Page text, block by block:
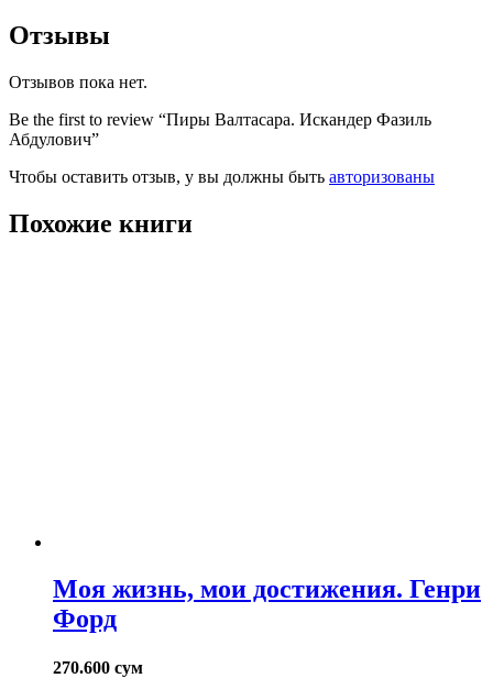
Отзывы
Отзывов пока нет.
Be the first to review “Пиры Валтасара. Искандер Фазиль
Абдулович”
Чтобы оставить отзыв, у вы должны быть авторизованы
Похожие книги
Моя жизнь, мои достижения. Генри
Форд
270.600 сум